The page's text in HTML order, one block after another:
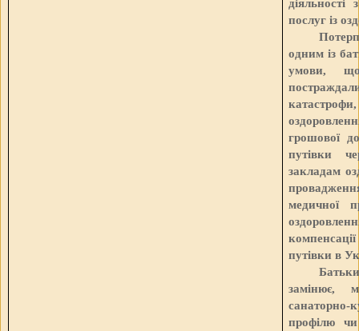
послуг із
одним із
умови,
грошової
путівки
закладам
медичної
путівки в
замінює,
санаторно-
профілю